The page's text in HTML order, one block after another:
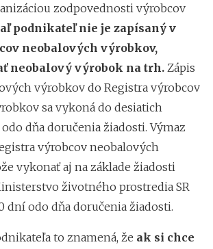
zodpovednosti výrobcov
podnikateľ nie je zapísaný v
neobalových výrobkov,
neobalový výrobok na trh. Zápis
výrobkov do Registra výrobcov
sa vykoná do desiatich
dňa doručenia žiadosti. Výmaz
výrobcov neobalových
vykonať aj na základe žiadosti
životného prostredia SR
dní odo dňa doručenia žiadosti.
to znamená, že ak si chce